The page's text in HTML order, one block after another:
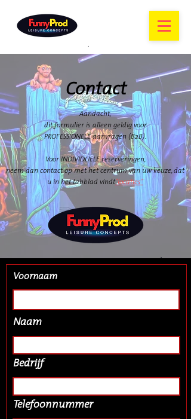
Contact
Aandacht,
dit formulier is alleen geldig voor
PROFESSIONELE aanvragen (B2B).
Voor INDIVIDUELE reserveringen,
neem dan contact op met het centrum van uw keuze, dat
u in het tabblad vindt"locaties"
Voornaam
Naam
Bedrijf
Telefoonnummer